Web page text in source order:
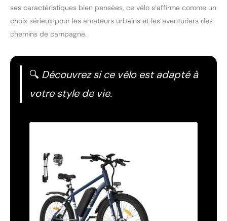
ses caractéristiques bien pensées, ce vélo s’affirme comme un
choix sérieux pour les amateurs urbains et les aventuriers des
chemins de campagne.
🔍 Découvrez si ce vélo est adapté à
votre style de vie.